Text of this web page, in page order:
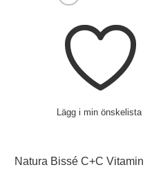
Lägg i min önskelista
Natura Bissé C+C Vitamin